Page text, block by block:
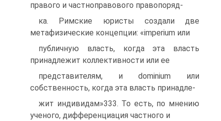
правого и частноправового правопоряд-
ка. Римские юристы создали две
метафизические концепции: «imperium или
публичную власть, когда эта власть
принадлежит коллективности или ее
представителям, и dominium или
собственность, когда эта власть принадле-
жит индивидам»333. То есть, по мнению
ученого, дифференциация частного и